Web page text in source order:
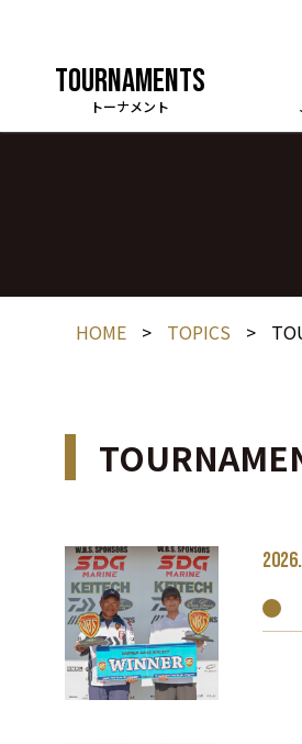
TOURNAMENTS
トーナメント
HOME > TOPICS >